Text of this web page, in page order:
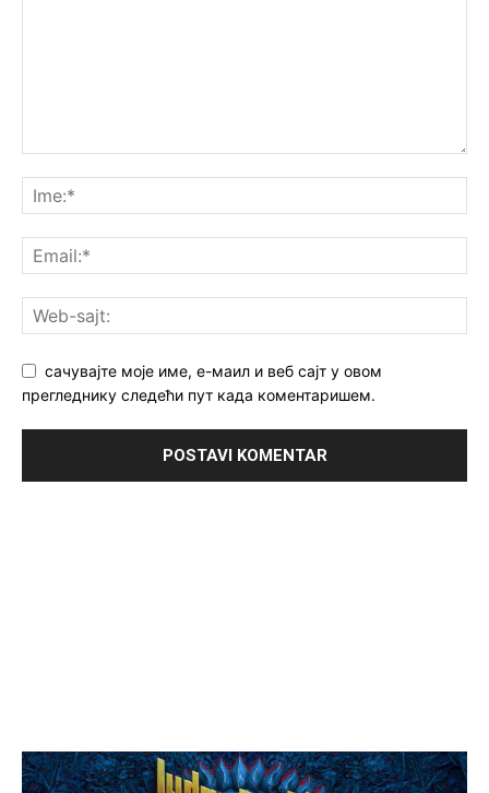
сачувајте моје име, е-маил и веб сајт у овом
прегледнику следећи пут када коментаришем.